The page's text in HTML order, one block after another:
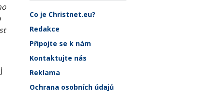
Co je Christnet.eu?
Redakce
Připojte se k nám
Kontaktujte nás
Reklama
Ochrana osobních údajů